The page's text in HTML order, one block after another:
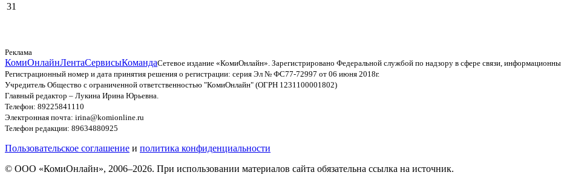
31
Реклама
КомиОнлайнЛентаСервисыКомандаСетевое издание «КомиОнлайн». Зарегистрировано Федеральной службой по надзору в сфере связи,
Регистрационный номер и дата принятия решения о регистрации: серия Эл № ФС77-72997 от 06 июня 2018г.
Учредитель Общество с ограниченной ответственностью "КомиОнлайн" (ОГРН 1231100001802)
Главный редактор – Лукина Ирина Юрьевна.
Телефон: 89225841110
Электронная почта: irina@komionline.ru
Телефон редакции: 89634880925
Пользовательское соглашение и политика конфиденциальности
© ООО «КомиОнлайн», 2006–2026. При использовании материалов сайта обязательна ссылка на источник.